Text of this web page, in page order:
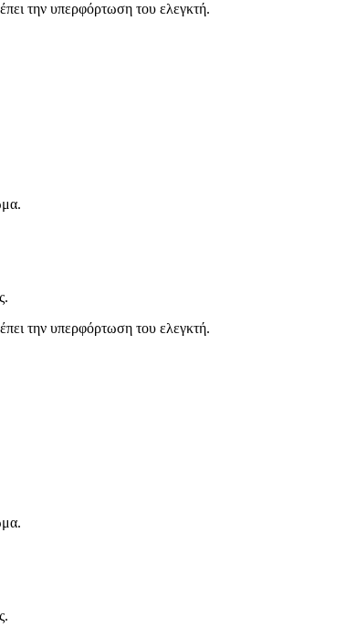
την υπερφόρτωση του ελεγκτή.
την υπερφόρτωση του ελεγκτή.